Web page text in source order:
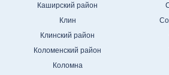
Каширский район
Клин
Клинский район
Коломенский район
Коломна